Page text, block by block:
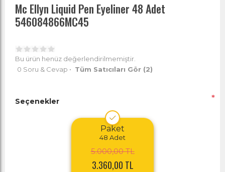
Mc Ellyn Liquid Pen Eyeliner 48 Adet
546084866MC45
Bu ürün henüz değerlendirilmemiştir.
0 Soru & Cevap • Tüm Satıcıları Gör (2)
Seçenekler *
Paket
48 Adet
5.000,00 TL
3.360,00 TL